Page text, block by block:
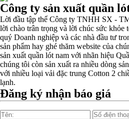
Bộ sưu tập quần lót
Quần lót nam
Nguyên bộ quần lót nam
Dễ chịu hơn với quần lót nam
Công ty sản xuất quần
Lời đầu tập thể Công ty TNHH SX -
lời chào trân trọng và lời chúc sức khỏe
quý Doanh nghiệp và các nhà đầu tư
sản phẩm hay ghé thăm website của
sản xuất quần lót nam với nhãn hiệu
chúng tôi còn sản xuất ra nhiều dòng
với nhiều loại vải đặc trung Cotton 2
lạnh.
Đăng ký nhận báo giá